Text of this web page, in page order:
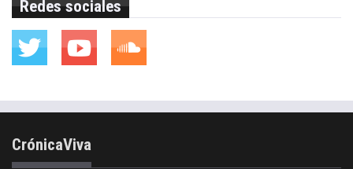
Redes sociales
CrónicaViva